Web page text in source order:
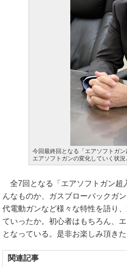
今回最終回となる「エアソフトガ
エアソフトガンの変化していく状
全7回となる「エアソフトガン超
んなものか、ガスブローバックガ
代電動ガンなど様々な特性を語り
ていったか。初心者はもちろん、
となっている。是非お楽しみ頂きた
関連記事